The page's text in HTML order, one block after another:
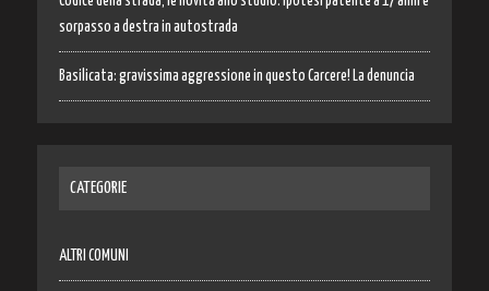
sorpasso a destra in autostrada
Basilicata: gravissima aggressione in questo Carcere! La denuncia
CATEGORIE
ALTRI COMUNI